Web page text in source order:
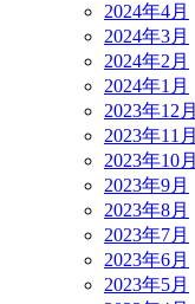
2024年4月
2024年3月
2024年2月
2024年1月
2023年12月
2023年11月
2023年10月
2023年9月
2023年8月
2023年7月
2023年6月
2023年5月